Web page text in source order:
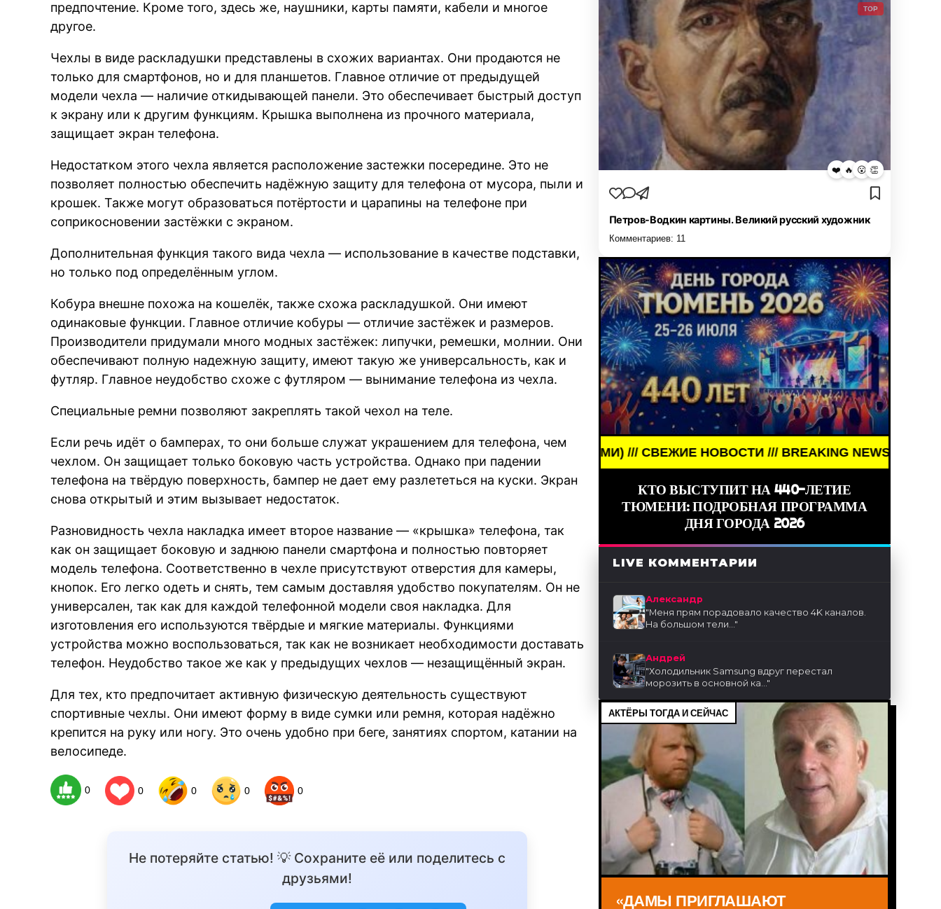
предпочтение. Кроме того, здесь же, наушники, карты памяти, кабели и многое
другое.
Чехлы в виде раскладушки представлены в схожих вариантах. Они продаются не
только для смартфонов, но и для планшетов. Главное отличие от предыдущей
модели чехла — наличие откидывающей панели. Это обеспечивает быстрый доступ
к экрану или к другим функциям. Крышка выполнена из прочного материала,
защищает экран телефона.
Недостатком этого чехла является расположение застежки посередине. Это не
позволяет полностью обеспечить надёжную защиту для телефона от мусора, пыли и
крошек. Также могут образоваться потёртости и царапины на телефоне при
соприкосновении застёжки с экраном.
Дополнительная функция такого вида чехла — использование в качестве подставки,
но только под определённым углом.
Кобура внешне похожа на кошелёк, также схожа раскладушкой. Они имеют
одинаковые функции. Главное отличие кобуры — отличие застёжек и размеров.
Производители придумали много модных застёжек: липучки, ремешки, молнии. Они
обеспечивают полную надежную защиту, имеют такую же универсальность, как и
футляр. Главное неудобство схоже с футляром — вынимание телефона из чехла.
Специальные ремни позволяют закреплять такой чехол на теле.
Если речь идёт о бамперах, то они больше служат украшением для телефона, чем
чехлом. Он защищает только боковую часть устройства. Однако при падении
телефона на твёрдую поверхность, бампер не дает ему разлететься на куски. Экран
снова открытый и этим вызывает недостаток.
Разновидность чехла накладка имеет второе название — «крышка» телефона, так
как он защищает боковую и заднюю панели смартфона и полностью повторяет
модель телефона. Соответственно в чехле присутствуют отверстия для камеры,
кнопок. Его легко одеть и снять, тем самым доставляя удобство покупателям. Он не
универсален, так как для каждой телефонной модели своя накладка. Для
изготовления его используются твёрдые и мягкие материалы. Функциями
устройства можно воспользоваться, так как не возникает необходимости доставать
телефон. Неудобство такое же как у предыдущих чехлов — незащищённый экран.
Для тех, кто предпочитает активную физическую деятельность существуют
спортивные чехлы. Они имеют форму в виде сумки или ремня, которая надёжно
крепится на руку или ногу. Это очень удобно при беге, занятиях спортом, катании на
велосипеде.
0 0 0 0 0
Не потеряйте статью! 💡 Сохраните её или поделитесь с
друзьями!
TOP
❤️ 🔥 😮 👏
Петров-Водкин картины. Великий русский художник
Комментариев: 11
BREAKING NEWS /// НОВОСТИ (СМИ) /// СВЕЖИЕ НОВОСТИ /// BREAKING NEWS /// НОВОСТИ
КТО ВЫСТУПИТ НА 440-ЛЕТИЕ
ТЮМЕНИ: ПОДРОБНАЯ ПРОГРАММА
ДНЯ ГОРОДА 2026
LIVE КОММЕНТАРИИ
Александр
"Меня прям порадовало качество 4K каналов.
На большом тели..."
Андрей
"Холодильник Samsung вдруг перестал
морозить в основной ка..."
АКТЁРЫ ТОГДА И СЕЙЧАС
«ДАМЫ ПРИГЛАШАЮТ